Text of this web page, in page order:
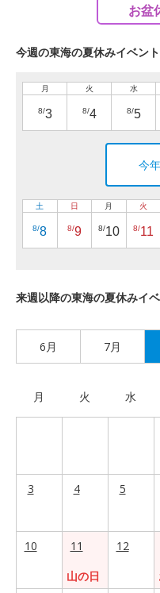
お盆
今週の東海の夏休みイベン
月
8/3
火
8/4
水
8/5
今
土
8/8
日
8/9
月
8/10
火
8/11
来週以降の東海の夏休みイ
6月 7月
月 火 水
3 4 5
10
11
山の日
12